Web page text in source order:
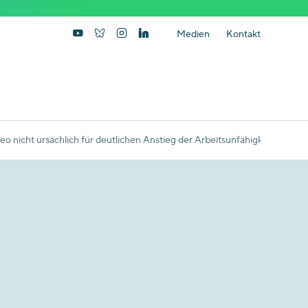
Medien Kontakt
nicht ursächlich für deutlichen Anstieg der